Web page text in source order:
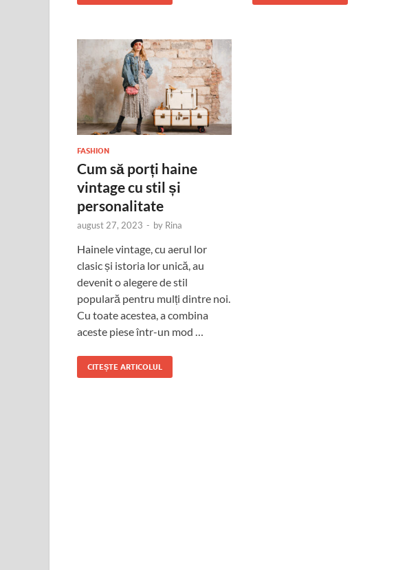
FASHION
Cum să porți haine
vintage cu stil și
personalitate
august 27, 2023 - by Rina
Hainele vintage, cu aerul lor
clasic și istoria lor unică, au
devenit o alegere de stil
populară pentru mulți dintre noi.
Cu toate acestea, a combina
aceste piese într-un mod …
CITEȘTE ARTICOLUL